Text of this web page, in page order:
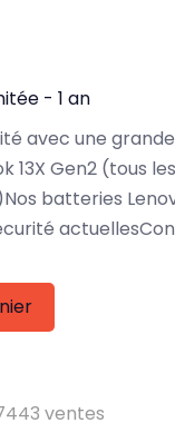
- 1 an
avec une
13X Gen2 (tous
batteries
ventes